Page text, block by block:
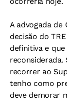
A advogada de
decisão do
definitiva e
reconsiderada.
recorrer ao
tenho como
deve demorar